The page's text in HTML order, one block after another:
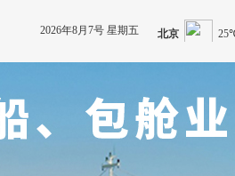
2026年8月7号 星期五